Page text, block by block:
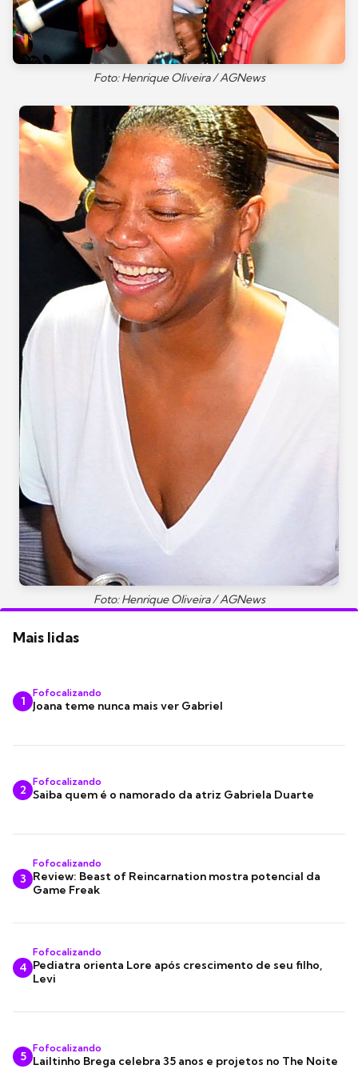
Foto: Henrique Oliveira / AGNews
Foto: Henrique Oliveira / AGNews
Mais lidas
1
Fofocalizando
Joana teme nunca mais ver Gabriel
2
Fofocalizando
Saiba quem é o namorado da atriz Gabriela Duarte
3
Fofocalizando
Review: Beast of Reincarnation mostra potencial da
Game Freak
4
Fofocalizando
Pediatra orienta Lore após crescimento de seu filho,
Levi
5
Fofocalizando
Lailtinho Brega celebra 35 anos e projetos no The Noite